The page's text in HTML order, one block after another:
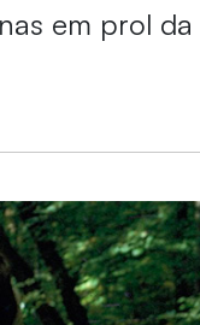
em prol da